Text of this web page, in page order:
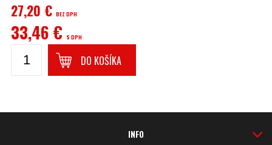
27,20 € BEZ DPH
33,46 € S DPH
DO KOŠÍKA
INFO